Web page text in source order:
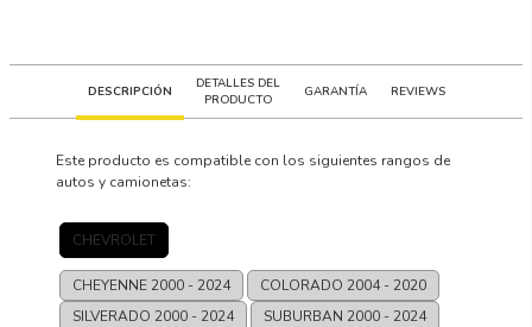
DESCRIPCIÓN
DETALLES DEL
PRODUCTO
GARANTÍA REVIEWS
Este producto es compatible con los siguientes rangos de
autos y camionetas:
CHEVROLET
CHEYENNE 2000 - 2024 COLORADO 2004 - 2020
SILVERADO 2000 - 2024 SUBURBAN 2000 - 2024